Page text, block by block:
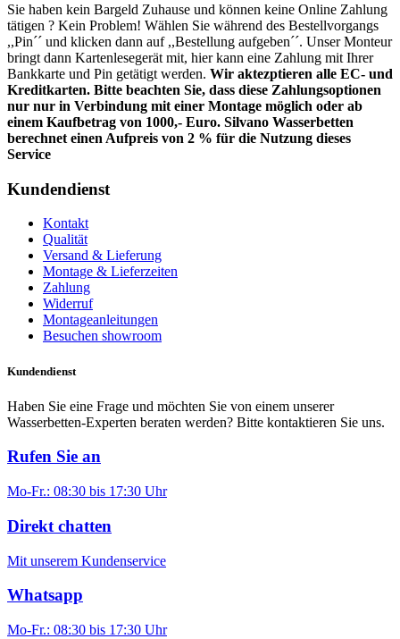
Sie haben kein Bargeld Zuhause und können keine Online Zahlung
tätigen ? Kein Problem! Wählen Sie während des Bestellvorgangs
,,Pin´´ und klicken dann auf ,,Bestellung aufgeben´´. Unser Monteur
bringt dann Kartenlesegerät mit, hier kann eine Zahlung mit Ihrer
Bankkarte und Pin getätigt werden. Wir aktezptieren alle EC- und
Kreditkarten. Bitte beachten Sie, dass diese Zahlungsoptionen
nur nur in Verbindung mit einer Montage möglich oder ab
einem Kaufbetrag von 1000,- Euro. Silvano Wasserbetten
berechnet einen Aufpreis von 2 % für die Nutzung dieses
Service
Kundendienst
Kontakt
Qualität
Versand & Lieferung
Montage & Lieferzeiten
Zahlung
Widerruf
Montageanleitungen
Besuchen showroom
Kundendienst
Haben Sie eine Frage und möchten Sie von einem unserer
Wasserbetten-Experten beraten werden? Bitte kontaktieren Sie uns.
Rufen Sie an
Mo-Fr.: 08:30 bis 17:30 Uhr
Direkt chatten
Mit unserem Kundenservice
Whatsapp
Mo-Fr.: 08:30 bis 17:30 Uhr